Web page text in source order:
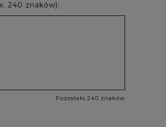
240 znaków):
Pozostało 240 znaków